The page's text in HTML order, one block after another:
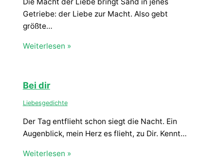
Die Macht der Liebe bringt Sand in jenes
Getriebe: der Liebe zur Macht. Also gebt
größte…
Weiterlesen »
Bei dir
Liebesgedichte
Der Tag entflieht schon siegt die Nacht. Ein
Augenblick, mein Herz es flieht, zu Dir. Kennt…
Weiterlesen »